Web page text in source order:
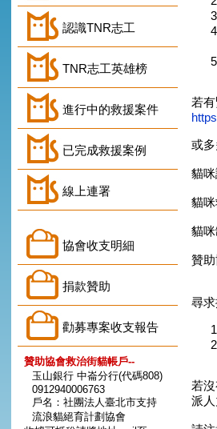
認識TNR志工
TNR志工英雄榜
進行中的救援案件
已完成救援案例
線上連署
協會收支明細
捐款贊助
勸募專案收支報告
贊助協會救治街貓帳戶--
玉山銀行 中崙分行(代碼808)
0912940006763
戶名：社團法人臺北市支持
流浪貓絕育計劃協會
若
或
貓
貓
貓
贊
尋求
若
派人